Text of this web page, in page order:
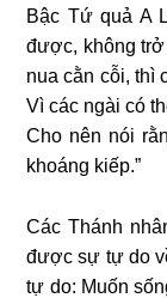
Bậc Tứ quả A
được, không
nua cằn cỗi, thì
Vì các ngài có
Cho nên nói
khoáng kiếp.”
Các Thánh
được sự tự do
tự do: Muốn